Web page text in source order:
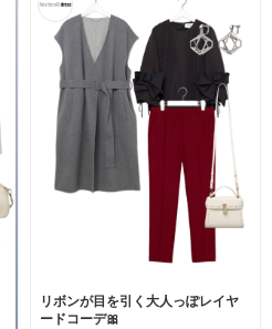
リボンが目を引く大人っぽレイヤ
ードコーデ🎀